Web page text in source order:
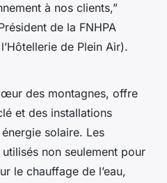
à nos clients,”
de la FNHPA
de Plein Air).
des montagnes, offre
et des installations
solaire. Les
non seulement pour
le chauffage de l’eau,